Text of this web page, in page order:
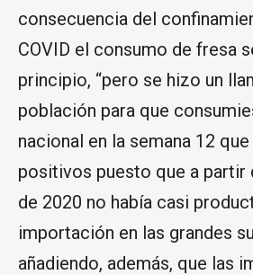
consecuencia del
COVID el consumo de fresa
principio, “pero se hizo un
población para que
nacional en la semana 12
positivos puesto que a partir
de 2020 no había casi
importación en las grandes
añadiendo, además, que las